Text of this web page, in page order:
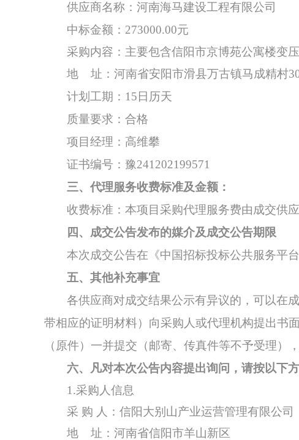
供应商名称：河南海马建设工程有限公司
中标金额： 273000.00元
采购内容： 主要包含信阳市京博苑公寓楼变
地
址：河南省安阳市滑县万古镇马成精村
计划工期： 15日历天
质量要求 ： 合格
项目经理：高维攀
证书编号：豫241202199571
三、 代理服务收费标准及金额：
收费标准：本项目采购代理服务费由成交供
四 、成交公告发布的媒介及 成交公告期限
本次成交公告在 《中国招标投标公共服务平
五、其他补充事宜
各供应商对成交结果公示有异议的，可以在
带相应的证明材料）向采购人或代理机构提出书
（原件）一并提交（邮寄、传真件等不予受理）
六、凡对本次公告内容提出询问，请按以下
1.采购人信息
采 购 人： 信阳大别山产业运营管理有限公司
地
址： 河南省信阳市羊山新区